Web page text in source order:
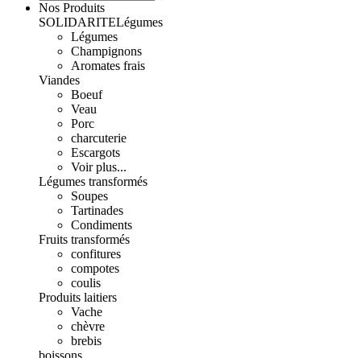
Nos Produits
SOLIDARITELégumes
Légumes
Champignons
Aromates frais
Viandes
Boeuf
Veau
Porc
charcuterie
Escargots
Voir plus...
Légumes transformés
Soupes
Tartinades
Condiments
Fruits transformés
confitures
compotes
coulis
Produits laitiers
Vache
chèvre
brebis
boissons